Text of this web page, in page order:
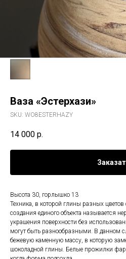
Ваза «Эстерхази»
SKU: WO8ESTERHAZY
14 000 р.
Высота 30, горлышко 13
Техника, в которой глины разных
создания единого объекта называется
украшения поверхности без
могут быть разнообразными. В данном
бежевую каменную массу, в которую
шоколадной глины. Белые прожилки